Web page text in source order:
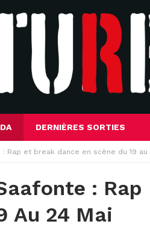
DERNIÈRES SORTIES
: Rap et break dance en scène du 19 au
: Rap
Au 24 Mai